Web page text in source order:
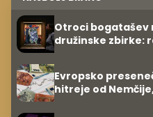
Otroci bogatašev
družinske zbirke:
Evropsko
hitreje od